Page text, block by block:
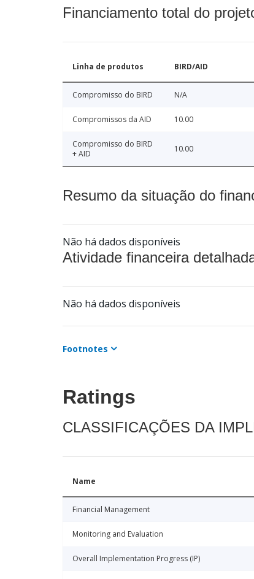
Financiamento total do
Linha de produtos BIRD/AID
Compromisso do BIRD N/A
Compromissos da AID 10.00
Compromisso do BIRD
+ AID
10.00
Resumo da situação do
Não há dados disponíveis
Atividade financeira
Não há dados disponíveis
Footnotes
Ratings
CLASSIFICAÇÕES DA
Name
Financial Management
Monitoring and Evaluation
Overall Implementation Progress (IP)